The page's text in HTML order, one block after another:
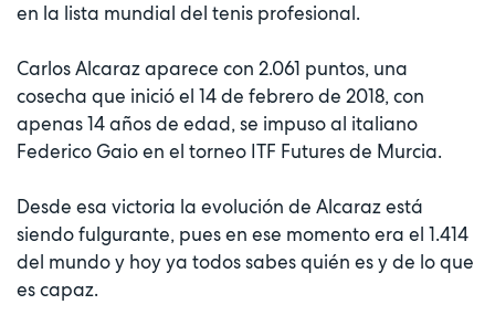
en la lista mundial del tenis profesional.
Carlos Alcaraz aparece con 2.061 puntos, una
cosecha que inició el 14 de febrero de 2018, con
apenas 14 años de edad, se impuso al italiano
Federico Gaio en el torneo ITF Futures de Murcia.
Desde esa victoria la evolución de Alcaraz está
siendo fulgurante, pues en ese momento era el 1.414
del mundo y hoy ya todos sabes quién es y de lo que
es capaz.